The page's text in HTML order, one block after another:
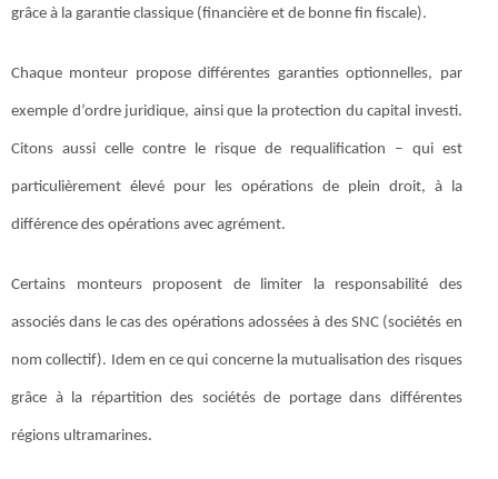
grâce à la garantie classique (financière et de bonne fin fiscale).
Chaque monteur propose différentes garanties optionnelles, par
exemple d’ordre juridique, ainsi que la protection du capital investi.
Citons aussi celle contre le risque de requalification – qui est
particulièrement élevé pour les opérations de plein droit, à la
différence des opérations avec agrément.
Certains monteurs proposent de limiter la responsabilité des
associés dans le cas des opérations adossées à des SNC (sociétés en
nom collectif). Idem en ce qui concerne la mutualisation des risques
grâce à la répartition des sociétés de portage dans différentes
régions ultramarines.